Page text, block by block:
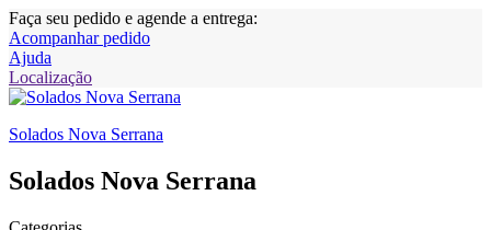
Faça seu pedido e agende a entrega:
Acompanhar pedido
Ajuda
Localização
Solados Nova Serrana
Solados Nova Serrana